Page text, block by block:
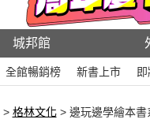
城邦館
全館暢銷榜 新書上市
> 格林文化> 邊玩邊學繪本書